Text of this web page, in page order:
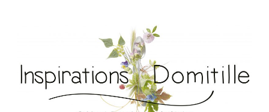
Skip
to
content